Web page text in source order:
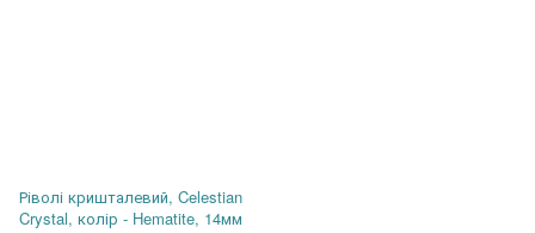
Ріволі кришталевий, Celestian
Crystal, колір - Hematite, 14мм